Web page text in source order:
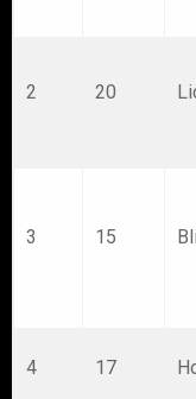
2 20
3 15
4 17